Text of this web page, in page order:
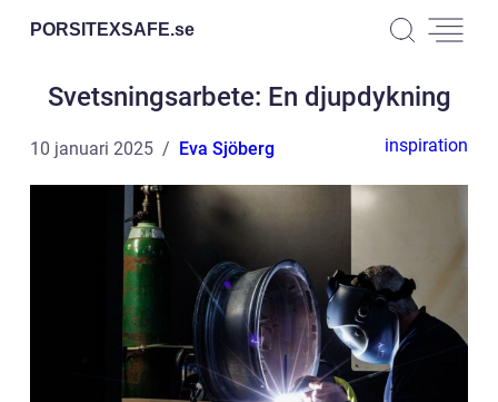
PORSITEXSAFE.se
Svetsningsarbete: En djupdykning
10 januari 2025 Eva Sjöberg inspiration